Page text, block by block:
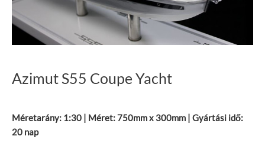
Azimut S55 Coupe Yacht
Méretarány: 1:30 | Méret: 750mm x 300mm | Gyártási idő:
20 nap